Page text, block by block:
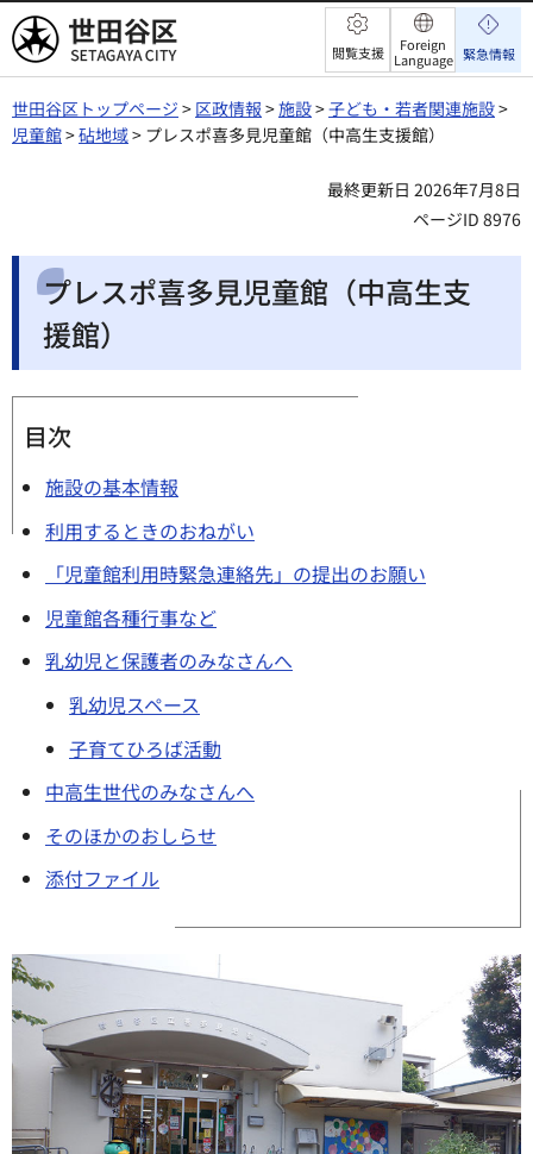
世田谷区 閲覧支援
Foreign
Language 緊急情報
世田谷区トップページ > 区政情報 >施設>子ども・若者関連施設>
児童館>砧地域> プレスポ喜多見児童館（中高生支援館）
最終更新日 2026年7月8日
ページID 8976
プレスポ喜多見児童館（中高生支
援館）
目次
施設の基本情報
利用するときのおねがい
「児童館利用時緊急連絡先」の提出のお願い
児童館各種行事など
乳幼児と保護者のみなさんへ
乳幼児スペース
子育てひろば活動
中高生世代のみなさんへ
そのほかのおしらせ
添付ファイル